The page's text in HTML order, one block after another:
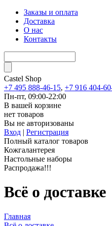
Заказы и оплата
Доставка
О нас
Контакты
Castel Shop
+7 495 888-46-15, +7 916 404-
Пн-пт, 09:00-22:00
В вашей корзине
нет товаров
Вы не авторизованы
Вход | Регистрация
Полный каталог товаров
Кожгалантерея
Настольные наборы
Распродажа!!!
Всё о доставке
Главная